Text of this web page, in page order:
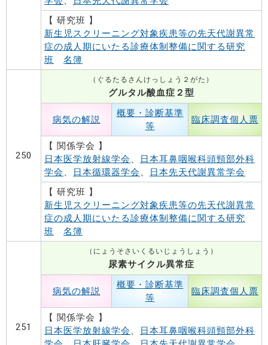
【 研究班 】
新生児スクリーニング対象疾患等の先天代謝異常
症の成人期にいたる診療体制整備に関する研究
班
名簿
250
（ぐるたるさんけっしょう２がた）
グルタル酸血症２型
病気の解説
概要・診断基準
等
臨床調査個人票
【 関係学会 】
日本医学放射線学会 、
日本耳鼻咽喉科頭頸部外科
学会 、 日本循環器学会 、
日本先天代謝異常学会
【 研究班 】
新生児スクリーニング対象疾患等の先天代謝異常
症の成人期にいたる診療体制整備に関する研究
班
名簿
251
（にょうそさいくるいじょうしょう）
尿素サイクル異常症
病気の解説
概要・診断基準
等
臨床調査個人票
【 関係学会 】
日本医学放射線学会 、
日本耳鼻咽喉科頭頸部外科